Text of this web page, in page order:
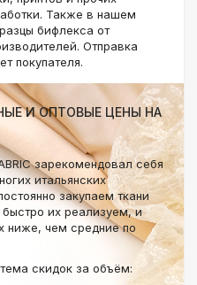
Также в нашем
бифлекса от
Отправка
покупателя.
И ОПТОВЫЕ ЦЕНЫ НА
зарекомендовал себя
итальянских
закупаем ткани
их реализуем, и
ниже, чем средние по
скидок за объём: